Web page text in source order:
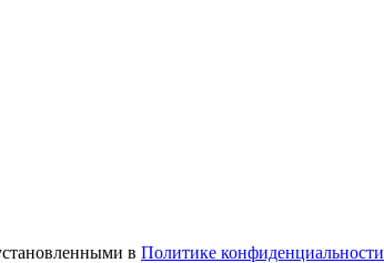
в Политике конфиденциальности